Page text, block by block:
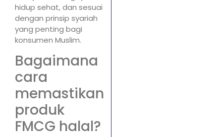
hidup sehat, dan sesuai
dengan prinsip syariah
yang penting bagi
konsumen Muslim.
Bagaimana
cara
memastikan
produk
FMCG halal?